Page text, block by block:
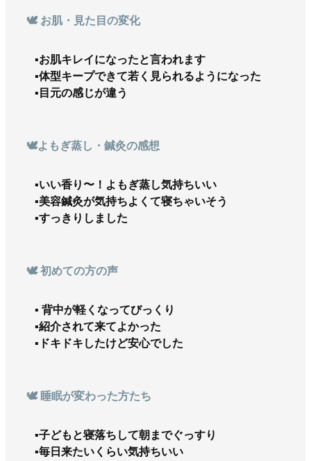
🕊️ お肌・見た目の変化
▪︎お肌キレイになったと言われます
▪︎体型キープできて若く見られるようになった
▪︎目元の感じが違う
🕊️よもぎ蒸し・鍼灸の感想
▪︎いい香り〜！よもぎ蒸し気持ちいい
▪︎美容鍼灸が気持ちよくて寝ちゃいそう
▪︎すっきりしました
🕊️ 初めての方の声
▪︎ 背中が軽くなってびっくり
▪︎紹介されて来てよかった
▪︎ドキドキしたけど安心でした
🕊️ 睡眠が変わった方たち
▪︎子どもと寝落ちして朝までぐっすり
▪︎毎日来たいくらい気持ちいい